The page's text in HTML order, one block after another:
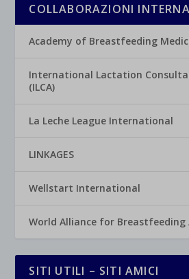
COLLABORAZIONI
Academy of Breastfeeding
International Lactation
(ILCA)
La Leche League International
LINKAGES
Wellstart International
World Alliance for Breastfeeding
SITI UTILI – SITI AMICI